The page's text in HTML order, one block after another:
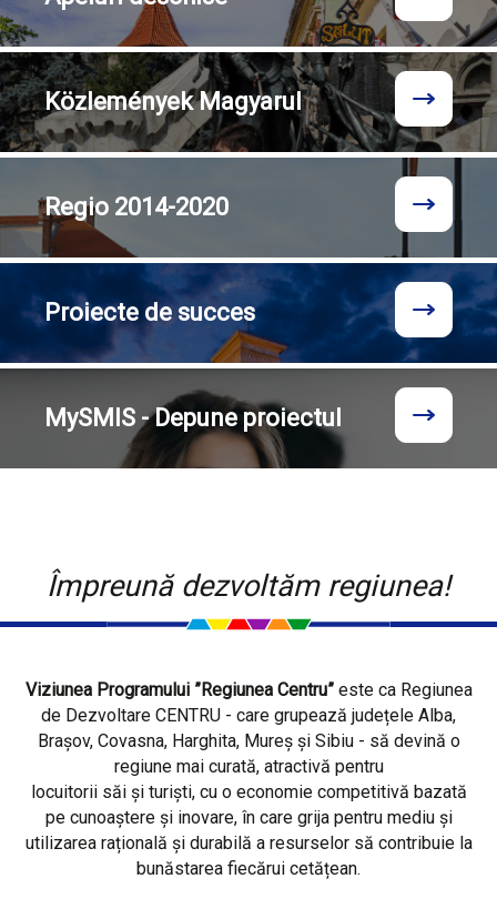
KözleményekMagyarul
Regio 2014-2020
Proiecte de succes
MySMIS - Depune proiectul
Împreună dezvoltăm regiunea!
Viziunea Programului ”Regiunea Centru”este ca Regiunea
de Dezvoltare CENTRU - care grupează județele Alba,
Brașov, Covasna, Harghita, Mureș și Sibiu - să devină o
regiune mai curată, atractivă pentru
locuitorii săi și turiști, cu o economie competitivă bazată
pe cunoaștere și inovare, în care grija pentru mediu și
utilizarea rațională și durabilă a resurselor să contribuie la
bunăstarea fiecărui cetățean.